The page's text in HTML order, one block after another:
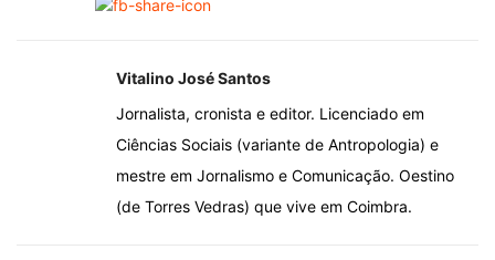
Vitalino José Santos
Jornalista, cronista e editor. Licenciado em
Ciências Sociais (variante de Antropologia) e
mestre em Jornalismo e Comunicação. Oestino
(de Torres Vedras) que vive em Coimbra.